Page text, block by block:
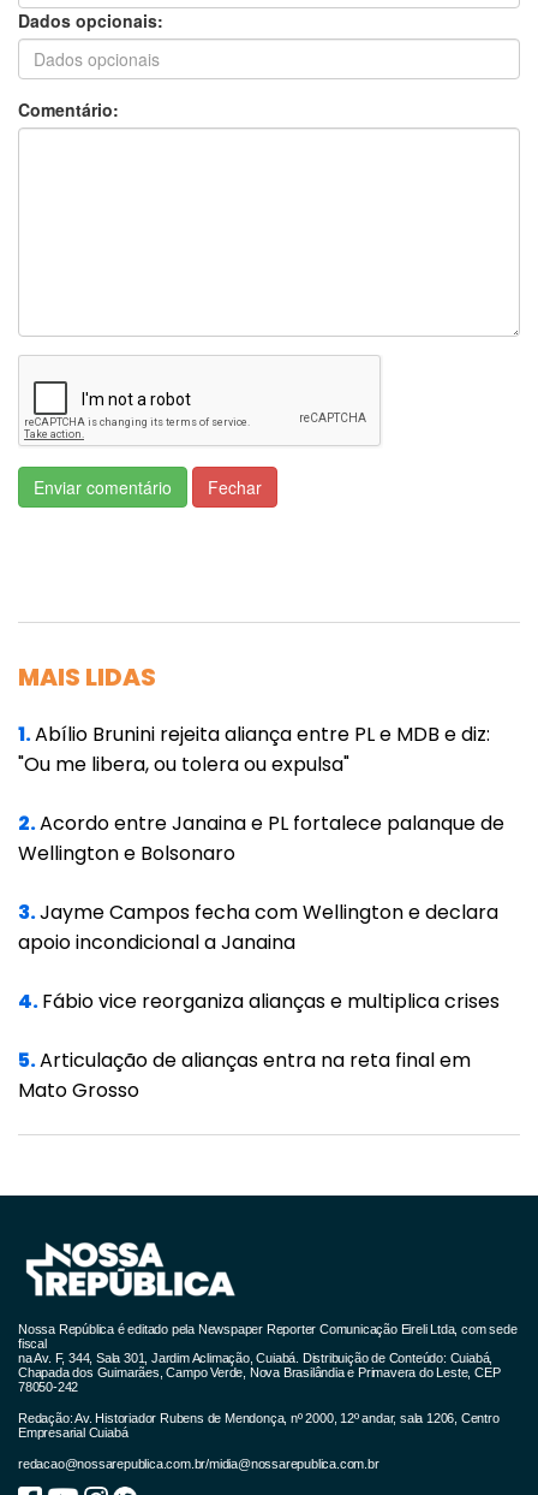
Dados opcionais:
Comentário:
Enviar comentário Fechar
MAIS LIDAS
1.Abílio Brunini rejeita aliança entre PL e MDB e diz:
"Ou me libera, ou tolera ou expulsa"
2.Acordo entre Janaina e PL fortalece palanque de
Wellington e Bolsonaro
3.Jayme Campos fecha com Wellington e declara
apoio incondicional a Janaina
4.Fábio vice reorganiza alianças e multiplica crises
5.Articulação de alianças entra na reta final em
Mato Grosso
Nossa República é editado pela Newspaper Reporter Comunicação Eireli Ltda, com sede
fiscal
na Av. F, 344, Sala 301, Jardim Aclimação, Cuiabá. Distribuição de Conteúdo: Cuiabá,
Chapada dos Guimarães, Campo Verde, Nova Brasilândia e Primavera do Leste, CEP
78050-242
Redação: Av. Historiador Rubens de Mendonça, nº 2000, 12º andar, sala 1206, Centro
Empresarial Cuiabá
redacao@nossarepublica.com.br/midia@nossarepublica.com.br